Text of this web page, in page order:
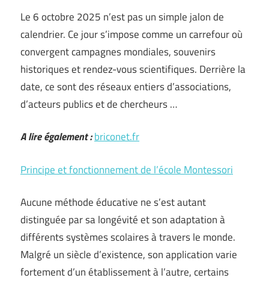
Le 6 octobre 2025 n’est pas un simple jalon de
calendrier. Ce jour s’impose comme un carrefour où
convergent campagnes mondiales, souvenirs
historiques et rendez-vous scientifiques. Derrière la
date, ce sont des réseaux entiers d’associations,
d’acteurs publics et de chercheurs …
A lire également :briconet.fr
Principe et fonctionnement de l’école Montessori
Aucune méthode éducative ne s’est autant
distinguée par sa longévité et son adaptation à
différents systèmes scolaires à travers le monde.
Malgré un siècle d’existence, son application varie
fortement d’un établissement à l’autre, certains